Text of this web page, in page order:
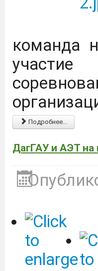
С
ГАУ
ФКП
ВАК с
команда
участие
Подробнее...
ДагГАУ и АЭТ на